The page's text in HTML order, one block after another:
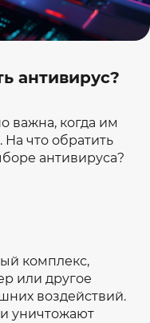
антивирус?
важна, когда им
На что обратить
антивируса?
комплекс,
или другое
воздействий.
уничтожают